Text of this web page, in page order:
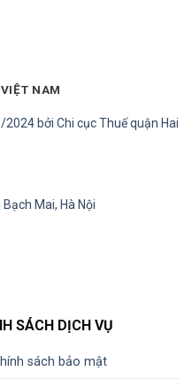
NAM
bởi Chi cục Thuế quận Hai
Mai, Hà Nội
SÁCH DỊCH VỤ
sách bảo mật